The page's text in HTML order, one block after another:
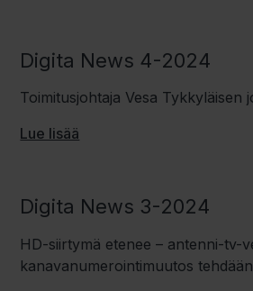
Digita News 4-2024
Toimitusjohtaja Vesa Tykkyläisen
Lue lisää
Digita News 3-2024
HD-siirtymä etenee – antenni-tv-
kanavanumerointimuutos tehdään